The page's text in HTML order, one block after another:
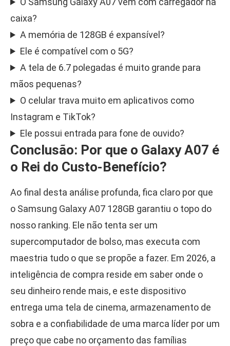
caixa?
A memória de 128GB é expansível?
Ele é compatível com o 5G?
A tela de 6.7 polegadas é muito grande para
mãos pequenas?
O celular trava muito em aplicativos como
Instagram e TikTok?
Ele possui entrada para fone de ouvido?
Conclusão: Por que o Galaxy A07 é
o Rei do Custo-Benefício?
Ao final desta análise profunda, fica claro por que
o Samsung Galaxy A07 128GB garantiu o topo do
nosso ranking. Ele não tenta ser um
supercomputador de bolso, mas executa com
maestria tudo o que se propõe a fazer. Em 2026, a
inteligência de compra reside em saber onde o
seu dinheiro rende mais, e este dispositivo
entrega uma tela de cinema, armazenamento de
sobra e a confiabilidade de uma marca líder por um
preço que cabe no orçamento das famílias